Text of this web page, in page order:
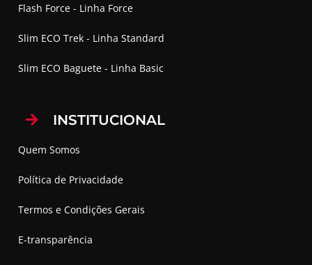
Flash Force - Linha Force
Slim ECO Trek - Linha Standard
Slim ECO Baguete - Linha Basic
INSTITUCIONAL
Quem Somos
Política de Privacidade
Termos e Condições Gerais
E-transparência